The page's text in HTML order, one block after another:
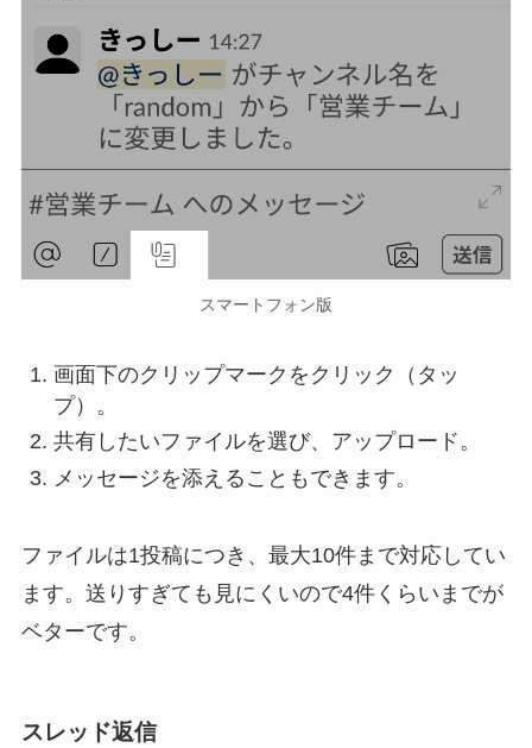
スマートフォン版
画面下のクリップマークをクリック（タッ
プ）。
共有したいファイルを選び、アップロード。
メッセージを添えることもできます。
ファイルは1投稿につき、最大10件まで対応してい
ます。送りすぎても見にくいので4件くらいまでが
ベターです。
スレッド返信